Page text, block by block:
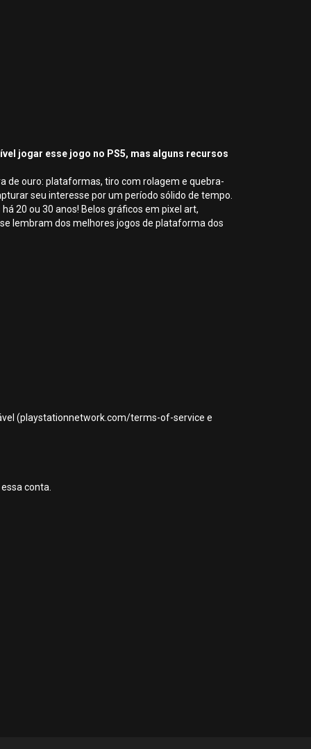
jogar esse jogo no PS5, mas alguns recursos
de ouro: plataformas, tiro com rolagem e quebra-
seu interesse por um período sólido de tempo.
20 ou 30 anos! Belos gráficos em pixel art,
lembram dos melhores jogos de plataforma dos
(playstationnetwork.com/terms-of-service e
conta.